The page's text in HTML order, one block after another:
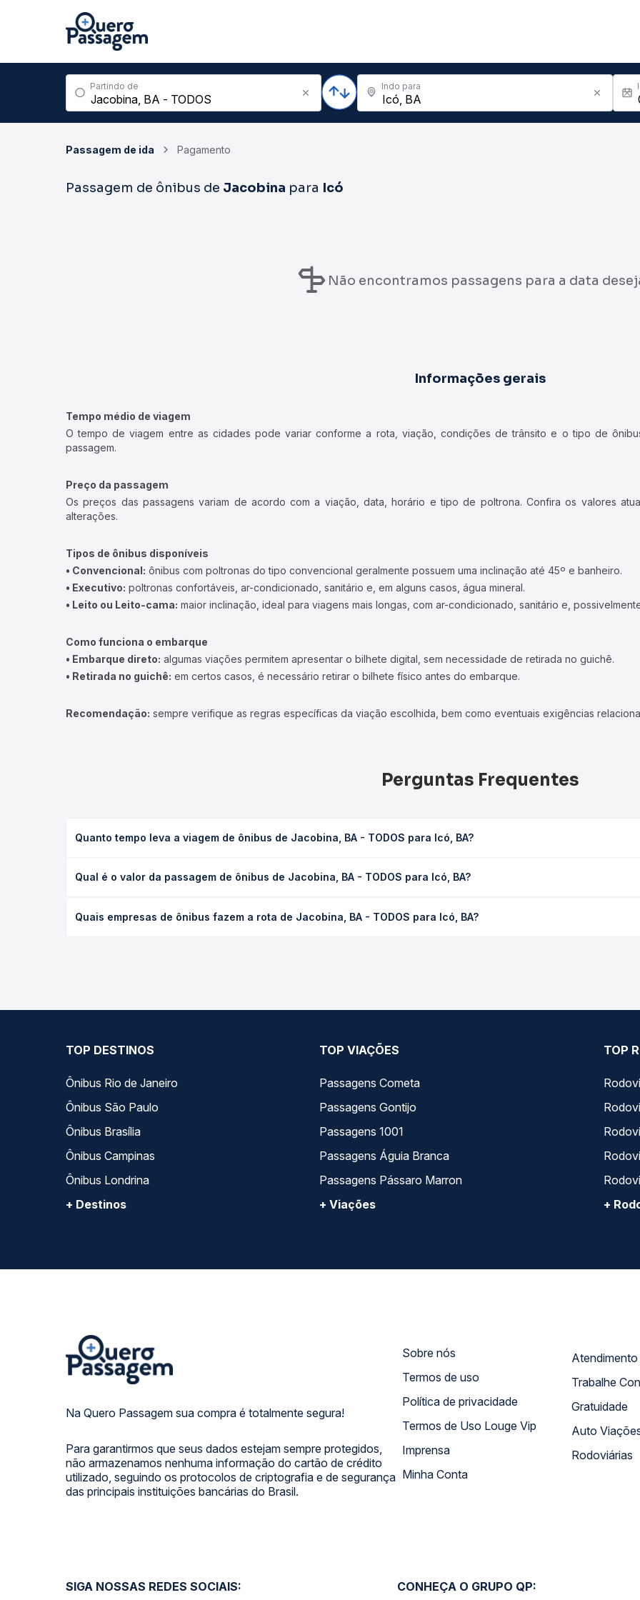
Partindo de Indo para
Passagem de ida Pagamento
Passagem de ônibus de Jacobina para Icó
Não encontramos passagens para a data
Informações gerais
Tempo médio de viagem
O tempo de viagem entre as cidades pode variar conforme a rota, viação, condições de trânsito e o tipo de
passagem.
Preço da passagem
Os preços das passagens variam de acordo com a viação, data, horário e tipo de poltrona. Confira os valores
alterações.
Tipos de ônibus disponíveis
• Convencional: ônibus com poltronas do tipo convencional geralmente possuem uma inclinação até 45º e banheiro.
• Executivo: poltronas confortáveis, ar-condicionado, sanitário e, em alguns casos, água mineral.
• Leito ou Leito-cama: maior inclinação, ideal para viagens mais longas, com ar-condicionado, sanitário e,
Como funciona o embarque
• Embarque direto: algumas viações permitem apresentar o bilhete digital, sem necessidade de retirada no guichê.
• Retirada no guichê: em certos casos, é necessário retirar o bilhete físico antes do embarque.
Recomendação: sempre verifique as regras específicas da viação escolhida, bem como eventuais exigências
Perguntas Frequentes
Quanto tempo leva a viagem de ônibus de Jacobina, BA - TODOS para Icó, BA?
leito) e as condições de tráfego. Na Quero Passagem você consulta os horários disponíveis e vê a duração exata de
Qual é o valor da passagem de ônibus de Jacobina, BA - TODOS para Icó, BA?
poltrona e a antecedência da compra. Na Quero Passagem você compara os preços de todas as viações em tempo
Quais empresas de ônibus fazem a rota de Jacobina, BA - TODOS para Icó, BA?
TOP DESTINOS
Ônibus Rio de Janeiro
Ônibus São Paulo
Ônibus Brasília
Ônibus Campinas
Ônibus Londrina
+ Destinos
TOP VIAÇÕES
Passagens Cometa
Passagens Gontijo
Passagens 1001
Passagens Águia Branca
Passagens Pássaro Marron
+ Viações
TOP
+
Na Quero Passagem sua compra é totalmente segura!
Para garantirmos que seus dados estejam sempre protegidos,
não armazenamos nenhuma informação do cartão de crédito
utilizado, seguindo os protocolos de criptografia e de segurança
das principais instituições bancárias do Brasil.
Sobre nós
Termos de uso
Política de privacidade
Termos de Uso Louge Vip
Imprensa
Minha Conta
Trabalhe
Gratuidade
Auto
Rodoviárias
SIGA NOSSAS REDES SOCIAIS: CONHEÇA O GRUPO QP: